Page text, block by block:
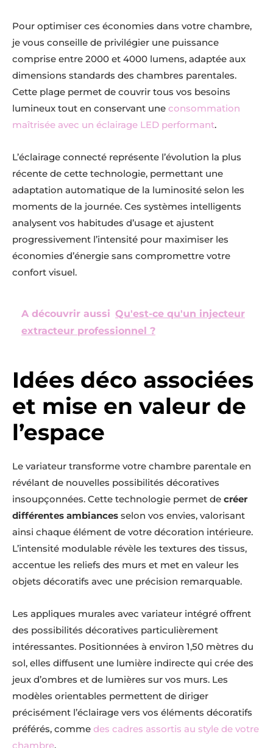
Pour optimiser ces économies dans votre chambre,
je vous conseille de privilégier une puissance
comprise entre 2000 et 4000 lumens, adaptée aux
dimensions standards des chambres parentales.
Cette plage permet de couvrir tous vos besoins
lumineux tout en conservant une consommation
maîtrisée avec un éclairage LED performant.
L’éclairage connecté représente l’évolution la plus
récente de cette technologie, permettant une
adaptation automatique de la luminosité selon les
moments de la journée. Ces systèmes intelligents
analysent vos habitudes d’usage et ajustent
progressivement l’intensité pour maximiser les
économies d’énergie sans compromettre votre
confort visuel.
A découvrir aussi Qu'est-ce qu'un injecteur
extracteur professionnel ?
Idées déco associées
et mise en valeur de
l’espace
Le variateur transforme votre chambre parentale en
révélant de nouvelles possibilités décoratives
insoupçonnées. Cette technologie permet de créer
différentes ambiances selon vos envies, valorisant
ainsi chaque élément de votre décoration intérieure.
L’intensité modulable révèle les textures des tissus,
accentue les reliefs des murs et met en valeur les
objets décoratifs avec une précision remarquable.
Les appliques murales avec variateur intégré offrent
des possibilités décoratives particulièrement
intéressantes. Positionnées à environ 1,50 mètres du
sol, elles diffusent une lumière indirecte qui crée des
jeux d’ombres et de lumières sur vos murs. Les
modèles orientables permettent de diriger
précisément l’éclairage vers vos éléments décoratifs
préférés, comme des cadres assortis au style de votre
chambre.